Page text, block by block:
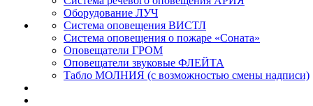
Оборудование ЛУЧ
Система оповещения ВИСТЛ
Система оповещения о пожаре «Соната»
Оповещатели ГРОМ
Оповещатели звуковые ФЛЕЙТА
Табло МОЛНИЯ (с возможностью смены надписи)